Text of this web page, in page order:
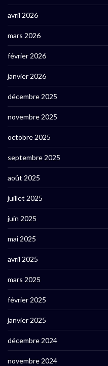
avril 2026
mars 2026
février 2026
janvier 2026
décembre 2025
novembre 2025
octobre 2025
septembre 2025
août 2025
juillet 2025
juin 2025
mai 2025
avril 2025
mars 2025
février 2025
janvier 2025
décembre 2024
novembre 2024